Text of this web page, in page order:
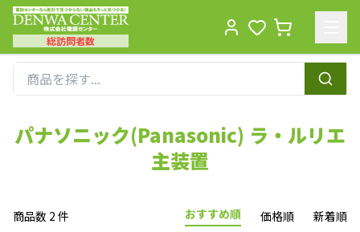
総訪問者数
パナソニック(Panasonic) ラ・ルリエ
主装置
商品数 2 件 おすすめ順 価格順 新着順